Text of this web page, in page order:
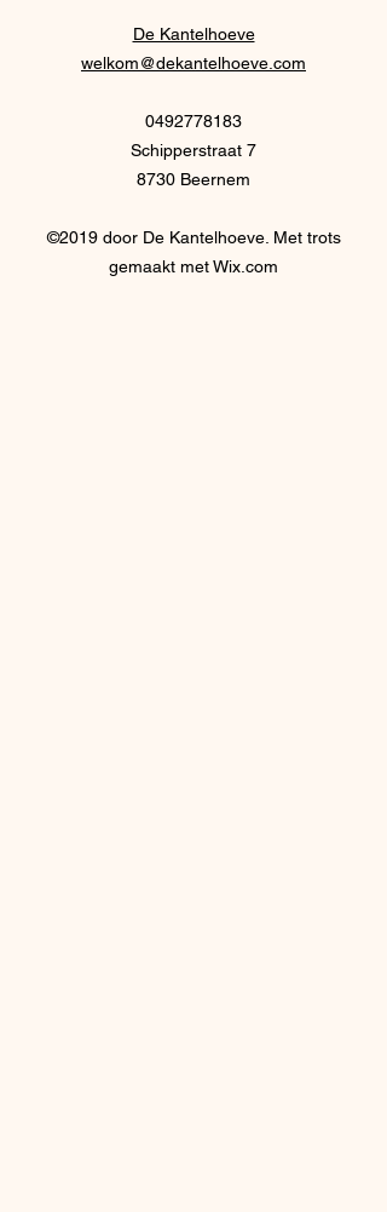
De Kantelhoeve
welkom@dekantelhoeve.com
0492778183
Schipperstraat 7
8730 Beernem
©2019 door De Kantelhoeve. Met trots
gemaakt met Wix.com